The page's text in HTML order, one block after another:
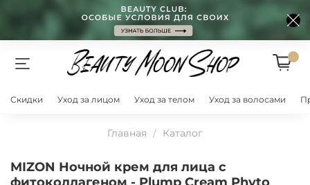
Скидки Уход за лицом Уход за телом Уход за волосами
Главная Каталог
MIZON Ночной крем для лица с